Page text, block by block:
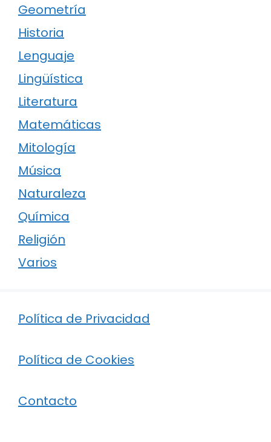
Geometría
Historia
Lenguaje
Lingüística
Literatura
Matemáticas
Mitología
Música
Naturaleza
Química
Religión
Varios
Política de Privacidad
Política de Cookies
Contacto